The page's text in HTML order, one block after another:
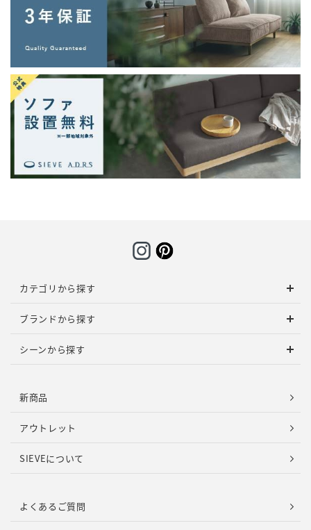
カテゴリから探す
ブランドから探す
シーンから探す
新商品
アウトレット
SIEVEについて
よくあるご質問